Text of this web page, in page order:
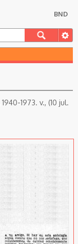
BND
1973. v., (10 jul.